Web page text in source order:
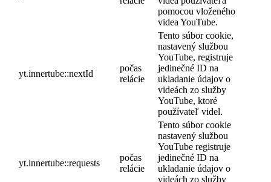
pomocou vloženého
videa YouTube.
yt.innertube::nextId
počas
relácie
Tento súbor cookie,
nastavený službou
YouTube, registruje
jedinečné ID na
ukladanie údajov o
videách zo služby
YouTube, ktoré
používateľ videl.
yt.innertube::requests
počas
relácie
Tento súbor cookie
nastavený službou
YouTube registruje
jedinečné ID na
ukladanie údajov o
videách zo služby